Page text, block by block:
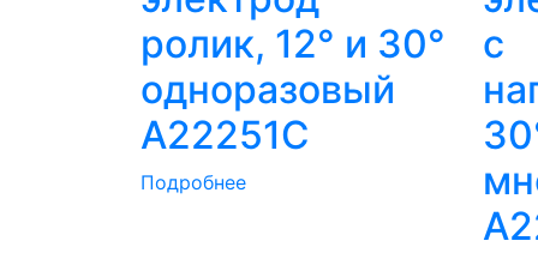
ролик, 12° и 30°
одноразовый
A22251C
Подробнее
с